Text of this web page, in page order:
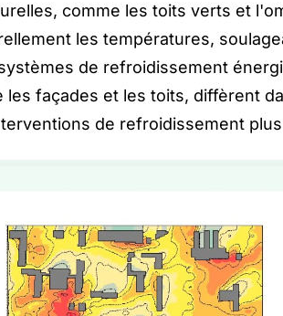
comme les toits verts et
les températures,
de refroidissement
façades et les toits, diffèrent
de refroidissement